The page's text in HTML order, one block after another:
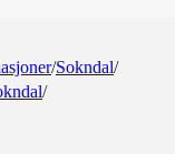
/Sokndal/
/